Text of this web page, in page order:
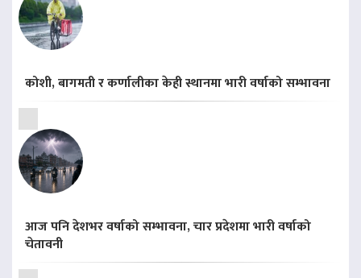
कोशी, बागमती र कर्णालीका केही स्थानमा भारी वर्षाको सम्भावना
आज पनि देशभर वर्षाको सम्भावना, चार प्रदेशमा भारी वर्षाको
चेतावनी